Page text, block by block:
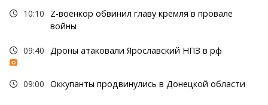
10:10
Z-военкор обвинил главу кремля в провале
войны
09:40 Дроны атаковали Ярославский НПЗ в рф
09:00 Оккупанты продвинулись в Донецкой области